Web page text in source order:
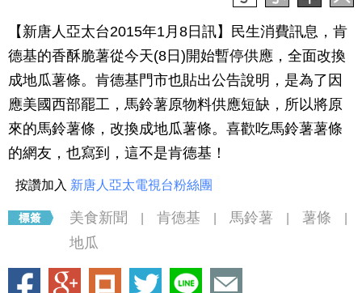
【新唐人亞太台2015年1月8日訊】民生消費訊息，肯
德基的香酥脆薯從今天(8日)開始暫停供應，全面改換
成地瓜薯條。肯德基門市也貼出公告說明，是為了因
應美國西部罷工，馬鈴薯原物料供應短缺，所以將原
來的馬鈴薯條，改換成地瓜薯條。喜歡吃馬鈴薯薯條
的網友，也寫到，這不是肯德基！
按讚加入 新唐人亞太電視台粉絲團
美食新聞 肯德基 馬鈴薯 薯條
地瓜